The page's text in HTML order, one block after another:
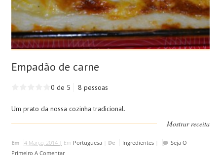
Empadão de carne
0 de 5 8 pessoas
Um prato da nossa cozinha tradicional.
Mostrar receita
Em 4 Março, 2014 | Em Portuguesa| De Ingredientes|
Seja O
Primeiro A Comentar